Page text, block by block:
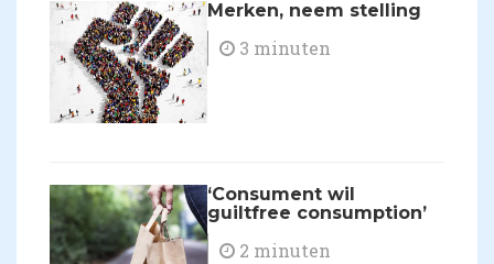
Merken, neem stelling
3 minuten
​‘Consument wil
guiltfree consumption’
2 minuten